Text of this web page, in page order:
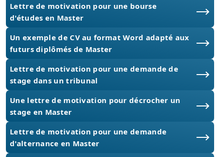
Lettre de motivation pour une bourse
d'études en Master
Un exemple de CV au format Word adapté aux
futurs diplômés de Master
Lettre de motivation pour une demande de
stage dans un tribunal
Une lettre de motivation pour décrocher un
stage en Master
Lettre de motivation pour une demande
d'alternance en Master